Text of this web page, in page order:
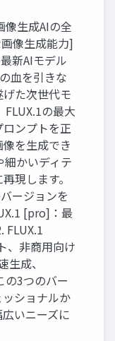
像生成AIの全
像生成能力]
新AIモデル
血を引きな
た次世代モ
の最大
ンプトを正
を生成でき
細かいディテ
現します。
ージョンを
[pro]：最
FLUX.1
、非商用向け
成、
の3つのバー
ショナルか
いニーズに